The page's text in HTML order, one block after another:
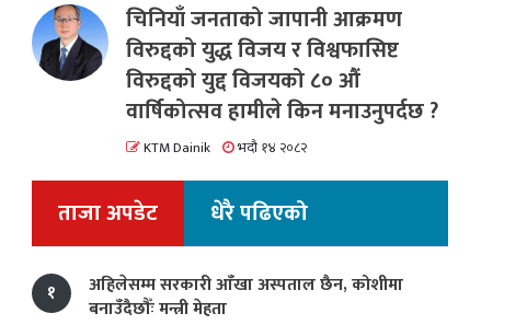
चिनियाँ जनताको जापानी आक्रमण
विरुद्दको युद्ध विजय र विश्वफासिष्ट
विरुद्दको युद्द विजयको ८० औं
वार्षिकोत्सव हामीले किन मनाउनुपर्दछ ?
KTM Dainik भदौ १४ २०८२
ताजा अपडेट धेरै पढिएको
१
अहिलेसम्म सरकारी आँखा अस्पताल छैन, कोशीमा
बनाउँदैछौँः मन्त्री मेहता